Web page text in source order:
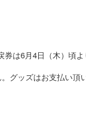
は6月4日（木）頃
グッズはお支払い頂